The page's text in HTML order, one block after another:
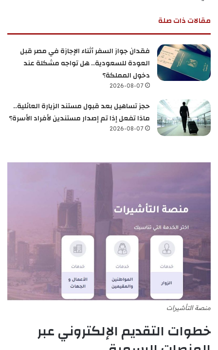
مقالات ذات صلة
فقدان جواز السفر أثناء الإجازة في مصر قبل
العودة للسعودية.. هل تواجه مشكلة عند
دخول المملكة؟
2026-08-07
حجز تساهيل بعد قبول مستند الزيارة العائلية..
ماذا تفعل إذا تم إصدار مستندين لأفراد الأسرة؟
2026-08-07
منصة التأشيرات
خطوات التقديم الإلكتروني عبر